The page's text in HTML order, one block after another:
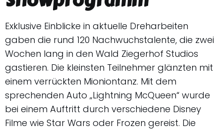
Exklusive Einblicke in aktuelle Dreharbeiten
gaben die rund 120 Nachwuchstalente, die zwei
Wochen lang in den Wald Ziegerhof Studios
gastieren. Die kleinsten Teilnehmer glänzten mit
einem verrückten Mioniontanz. Mit dem
sprechenden Auto „Lightning McQueen“ wurde
bei einem Auftritt durch verschiedene Disney
Filme wie Star Wars oder Frozen gereist. Die